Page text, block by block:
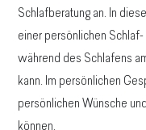
Schlafberatung an. In
einer persönlichen
während des Schlafens
kann. Im persönlichen
persönlichen Wünsche
können.